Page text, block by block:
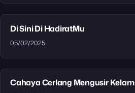
Di Sini Di HadiratMu
05/02/2025
Cahaya Cerlang Mengusir Kelam